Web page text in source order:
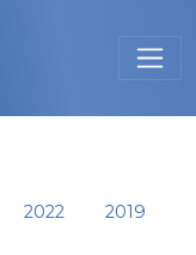
2022 2019